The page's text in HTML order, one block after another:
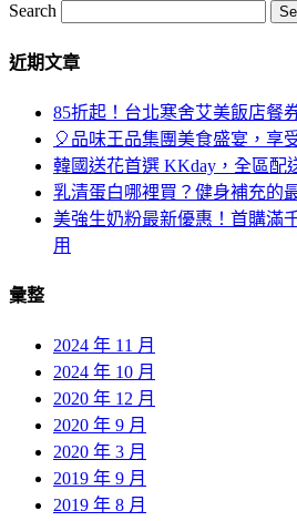
Search
近期文章
85折起！台北寒舍艾美飯店餐
🎈品味王品集團美食盛宴，享
韓國送花首選 KKday，全區配
乳清蛋白哪裡買？健身補充的
美強生奶粉最新優惠！首購滿
用
彙整
2024 年 11 月
2024 年 10 月
2020 年 12 月
2020 年 9 月
2020 年 3 月
2019 年 9 月
2019 年 8 月